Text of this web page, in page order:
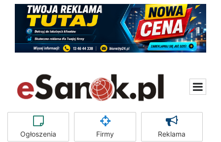
Ogłoszenia Firmy Reklama